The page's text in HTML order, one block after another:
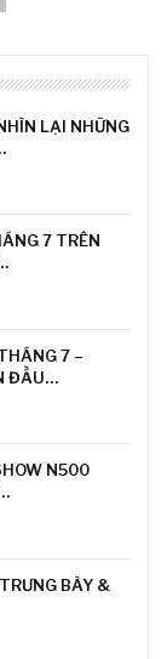
LẠI NHỮNG
7 TRÊN
7 –
ĐẦU…
N500
BÀY &